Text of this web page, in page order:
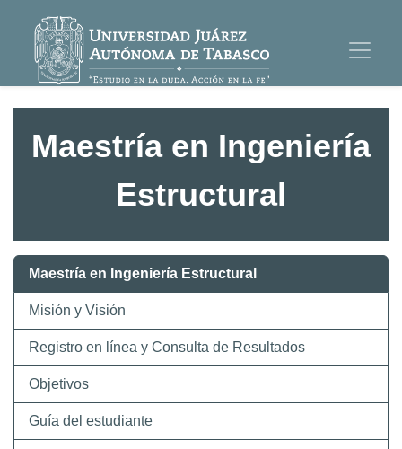
Maestría en Ingeniería
Estructural
Maestría en Ingeniería Estructural
Misión y Visión
Registro en línea y Consulta de Resultados
Objetivos
Guía del estudiante